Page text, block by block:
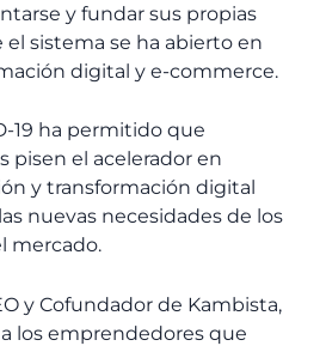
y fundar sus propias
sistema se ha abierto en
digital y e-commerce.
19 ha permitido que
pisen el acelerador en
y transformación digital
nuevas necesidades de los
mercado.
y Cofundador de Kambista,
los emprendedores que